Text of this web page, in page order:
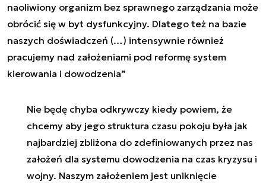
naoliwiony organizm bez sprawnego zarządzania może
obrócić się w byt dysfunkcyjny. Dlatego też na bazie
naszych doświadczeń (…) intensywnie również
pracujemy nad założeniami pod reformę system
kierowania i dowodzenia”
Nie będę chyba odkrywczy kiedy powiem, że
chcemy aby jego struktura czasu pokoju była jak
najbardziej zbliżona do zdefiniowanych przez nas
założeń dla systemu dowodzenia na czas kryzysu i
wojny. Naszym założeniem jest uniknięcie